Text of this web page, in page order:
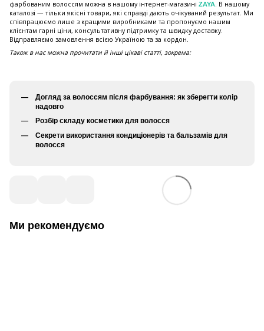
фарбованим волоссям можна в нашому інтернет-магазині ZAYA. В нашому
каталозі — тільки якісні товари, які справді дають очікуваний результат. Ми
співпрацюємо лише з кращими виробниками та пропонуємо нашим
клієнтам гарні ціни, консультативну підтримку та швидку доставку.
Відправляємо замовлення всією Україною та за кордон.
Також в нас можна прочитати й інші цікаві статті, зокрема:
Догляд за волоссям після фарбування: як зберегти колір
надовго
Розбір складу косметики для волосся
Секрети використання кондиціонерів та бальзамів для
волосся
Ми рекомендуємо